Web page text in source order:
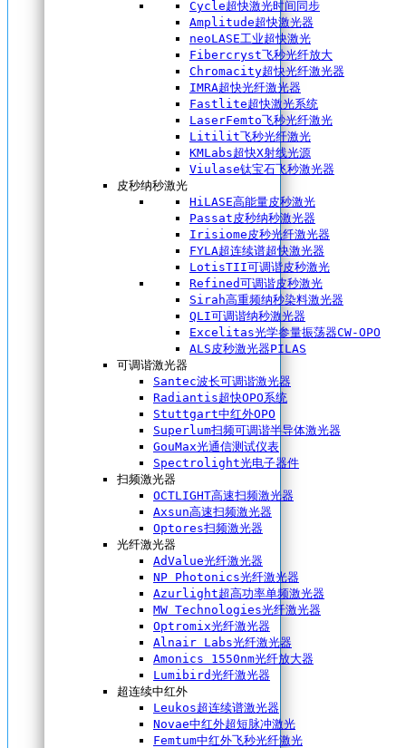
Cycle超快激光时间同步
Amplitude超快激光器
neoLASE工业超快激光
Fibercryst飞秒光纤放大
Chromacity超快光纤激光器
IMRA超快光纤激光器
Fastlite超快激光系统
LaserFemto飞秒光纤激光
Litilit飞秒光纤激光
KMLabs超快X射线光源
Viulase钛宝石飞秒激光器
皮秒纳秒激光
HiLASE高能量皮秒激光
Passat皮秒纳秒激光器
Irisiome皮秒光纤激光器
FYLA超连续谱超快激光器
LotisTII可调谐皮秒激光
Refined可调谐皮秒激光
Sirah高重频纳秒染料激光器
QLI可调谐纳秒激光器
Excelitas光学参量振荡器CW-OPO
ALS皮秒激光器PILAS
可调谐激光器
Santec波长可调谐激光器
Radiantis超快OPO系统
Stuttgart中红外OPO
Superlum扫频可调谐半导体激光器
GouMax光通信测试仪表
Spectrolight光电子器件
扫频激光器
OCTLIGHT高速扫频激光器
Axsun高速扫频激光器
Optores扫频激光器
光纤激光器
AdValue光纤激光器
NP Photonics光纤激光器
Azurlight超高功率单频激光器
MW Technologies光纤激光器
Optromix光纤激光器
Alnair Labs光纤激光器
Amonics 1550nm光纤放大器
Lumibird光纤激光器
超连续中红外
Leukos超连续谱激光器
Novae中红外超短脉冲激光
Femtum中红外飞秒光纤激光